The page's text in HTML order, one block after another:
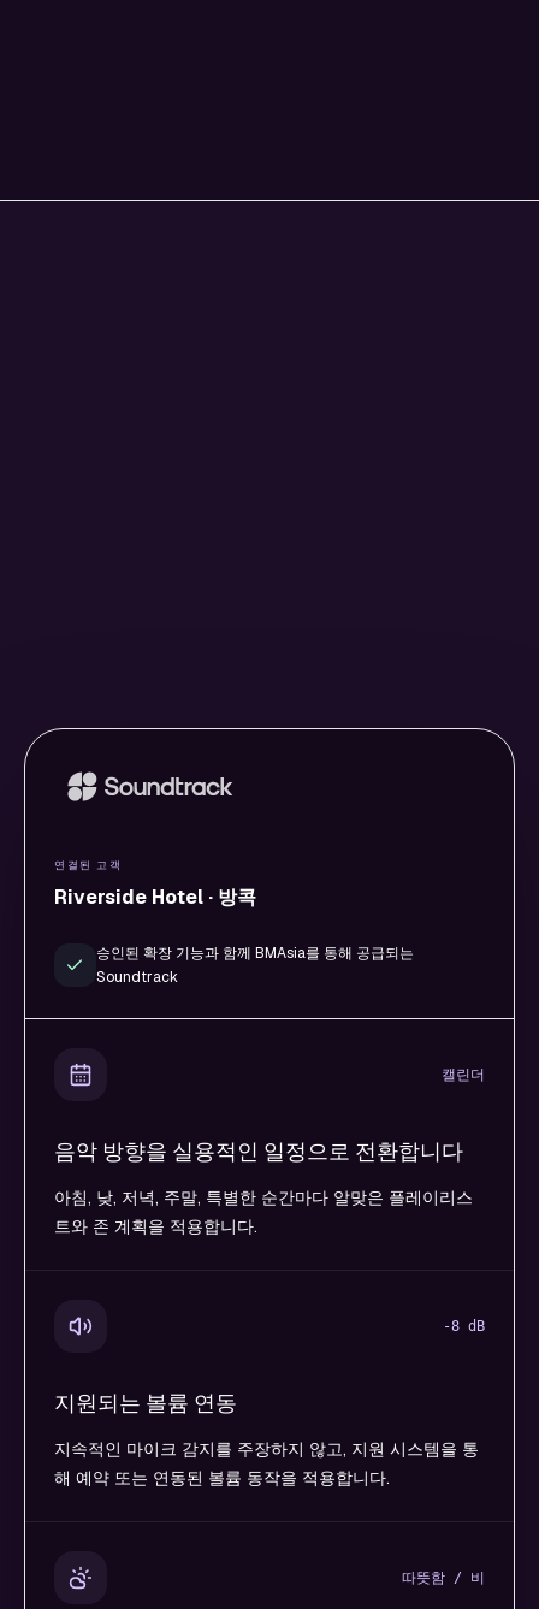
연결된 고객
Riverside Hotel · 방콕
승인된 확장 기능과 함께 BMAsia를 통해 공급되는
Soundtrack
캘린더
음악 방향을 실용적인 일정으로 전환합니다
아침, 낮, 저녁, 주말, 특별한 순간마다 알맞은 플레이리스
트와 존 계획을 적용합니다.
-8 dB
지원되는 볼륨 연동
지속적인 마이크 감지를 주장하지 않고, 지원 시스템을 통
해 예약 또는 연동된 볼륨 동작을 적용합니다.
따뜻함 / 비